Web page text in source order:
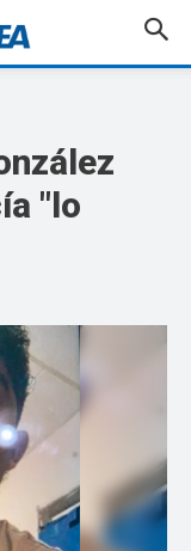
"lo